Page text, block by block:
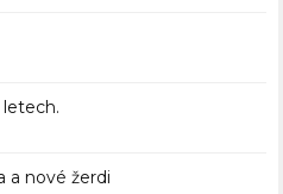
a nové žerdi